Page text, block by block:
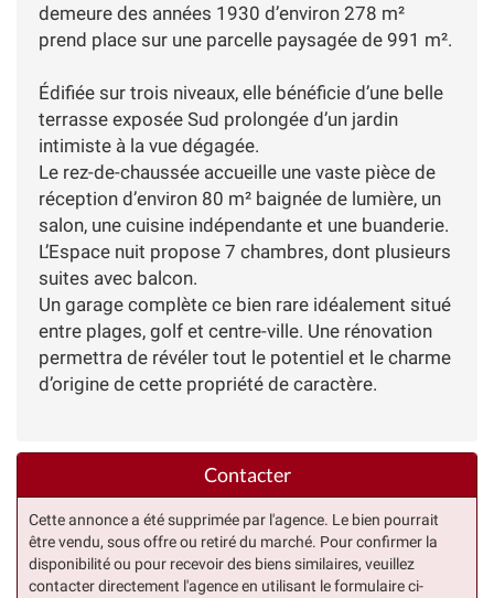
demeure des années 1930 d’environ 278 m²
prend place sur une parcelle paysagée de 991 m².
Édifiée sur trois niveaux, elle bénéficie d’une belle
terrasse exposée Sud prolongée d’un jardin
intimiste à la vue dégagée.
Le rez-de-chaussée accueille une vaste pièce de
réception d’environ 80 m² baignée de lumière, un
salon, une cuisine indépendante et une buanderie.
L’Espace nuit propose 7 chambres, dont plusieurs
suites avec balcon.
Un garage complète ce bien rare idéalement situé
entre plages, golf et centre-ville. Une rénovation
permettra de révéler tout le potentiel et le charme
d’origine de cette propriété de caractère.
Contacter
Cette annonce a été supprimée par l'agence. Le bien pourrait
être vendu, sous offre ou retiré du marché. Pour confirmer la
disponibilité ou pour recevoir des biens similaires, veuillez
contacter directement l'agence en utilisant le formulaire ci-